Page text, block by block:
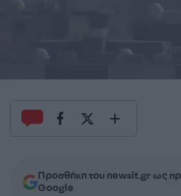
Προσθήκη του newsit.gr ως
Google